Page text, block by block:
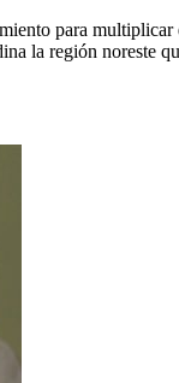
para
la región noreste